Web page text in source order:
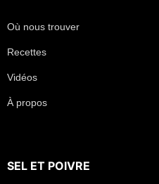
Où nous trouver
Recettes
Vidéos
À propos
SEL ET POIVRE